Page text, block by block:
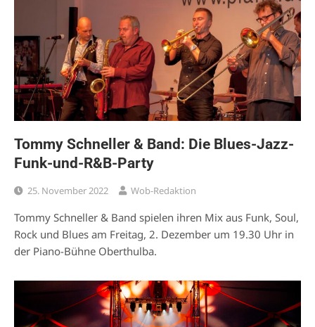
Tommy Schneller & Band: Die Blues-Jazz-
Funk-und-R&B-Party
25. November 2022 Wob-Redaktion
Tommy Schneller & Band spielen ihren Mix aus Funk, Soul,
Rock und Blues am Freitag, 2. Dezember um 19.30 Uhr in
der Piano-Bühne Oberthulba.